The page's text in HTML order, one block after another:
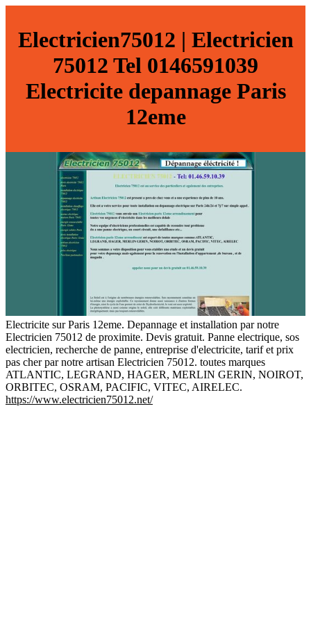
Electricien75012 | Electricien
75012 Tel 0146591039
Electricite depannage Paris
12eme
Electricite sur Paris 12eme. Depannage et installation par notre
Electricien 75012 de proximite. Devis gratuit. Panne electrique, sos
electricien, recherche de panne, entreprise d'electricite, tarif et prix
pas cher par notre artisan Electricien 75012. toutes marques
ATLANTIC, LEGRAND, HAGER, MERLIN GERIN, NOIROT,
ORBITEC, OSRAM, PACIFIC, VITEC, AIRELEC.
https://www.electricien75012.net/